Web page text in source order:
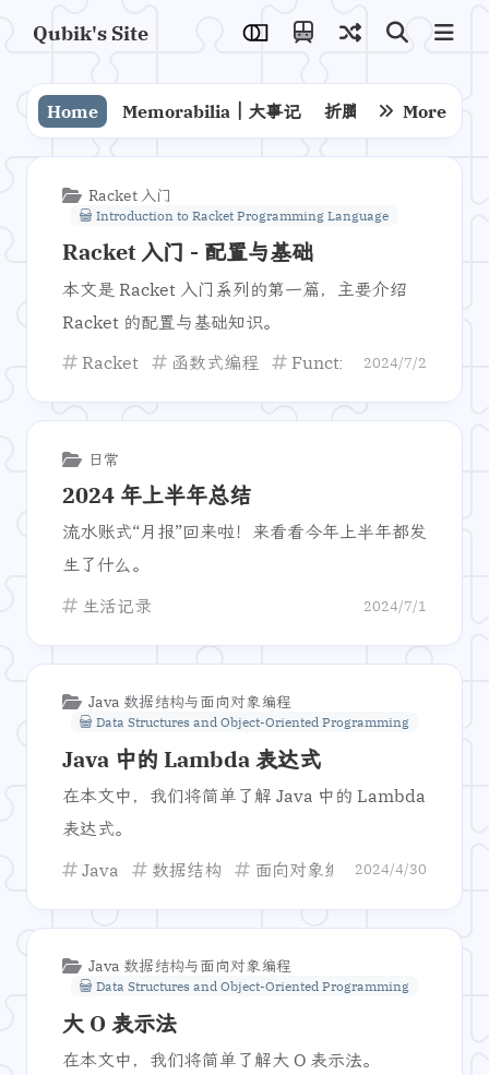
Qubik's Site
Home Memorabilia｜大事记 折腾 技术 解决
More
Racket 入门
Introduction to Racket Programming Language
Racket 入门 - 配置与基础
本文是 Racket 入门系列的第一篇，主要介绍
Racket 的配置与基础知识。
Racket
函数式编程 Functional2024/7/2
日常
2024 年上半年总结
流水账式“月报”回来啦！来看看今年上半年都发
生了什么。
生活记录
2024/7/1
Java 数据结构与面向对象编程
Data Structures and Object-Oriented Programming
Java 中的 Lambda 表达式
在本文中，我们将简单了解 Java 中的 Lambda
表达式。
Java
数据结构 面向对象编程 Lambda
2024/4/30
Java 数据结构与面向对象编程
Data Structures and Object-Oriented Programming
大 O 表示法
在本文中，我们将简单了解大 O 表示法。